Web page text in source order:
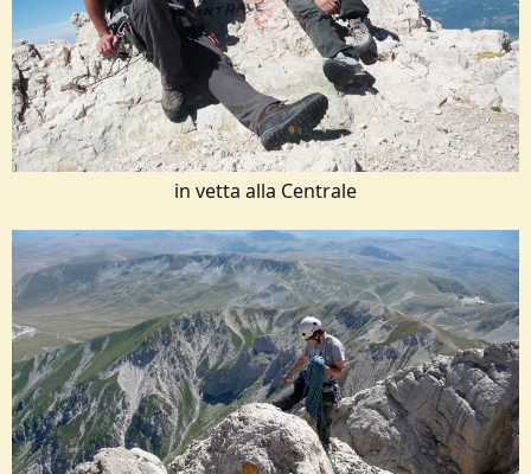
in vetta alla Centrale​